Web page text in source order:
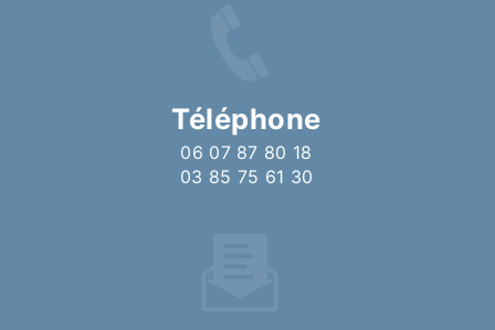
Téléphone
06 07 87 80 18
03 85 75 61 30